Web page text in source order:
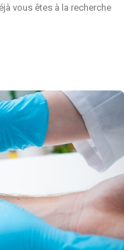
vous êtes à la recherche